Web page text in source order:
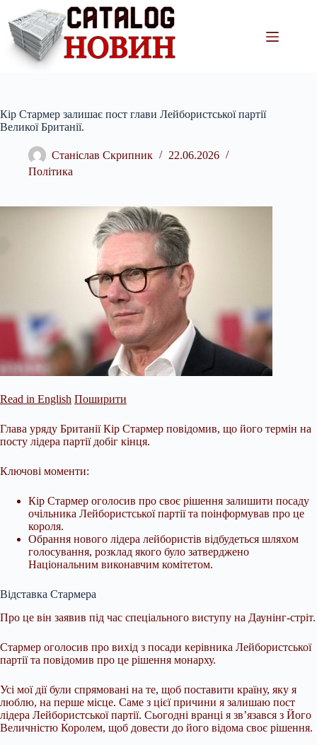
вмісту
Кір Стармер залишає пост глави Лейбористської партії
Великої Британії.
Станіслав Скрипник
22.06.2026
Політика
Read in English Поширити
Глава уряду Британії Кір Стармер повідомив, що його термін на
посту лідера партії добіг кінця.
Ключові моменти:
Кір Стармер оголосив про своє рішення залишити посаду
очільника Лейбористської партії та поінформував про це
короля.
Обрання нового лідера лейбористів відбудеться шляхом
голосування, розклад якого було затверджено
Національним виконавчим комітетом.
Відставка Стармера
Про це він заявив під час спеціального виступу на Даунінг-стріт.
Стармер оголосив про вихід з посади керівника Лейбористської
партії та повідомив про це рішення монарху.
Усі мої дії були спрямовані на те, щоб поставити країну, яку я
люблю, на перше місце. Саме з цієї причини я залишаю пост
лідера Лейбористської партії. Сьогодні вранці я зв’язався з Його
Величністю Королем, щоб довести до його відома своє рішення.